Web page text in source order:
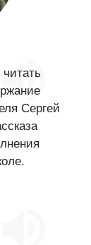
Сергей